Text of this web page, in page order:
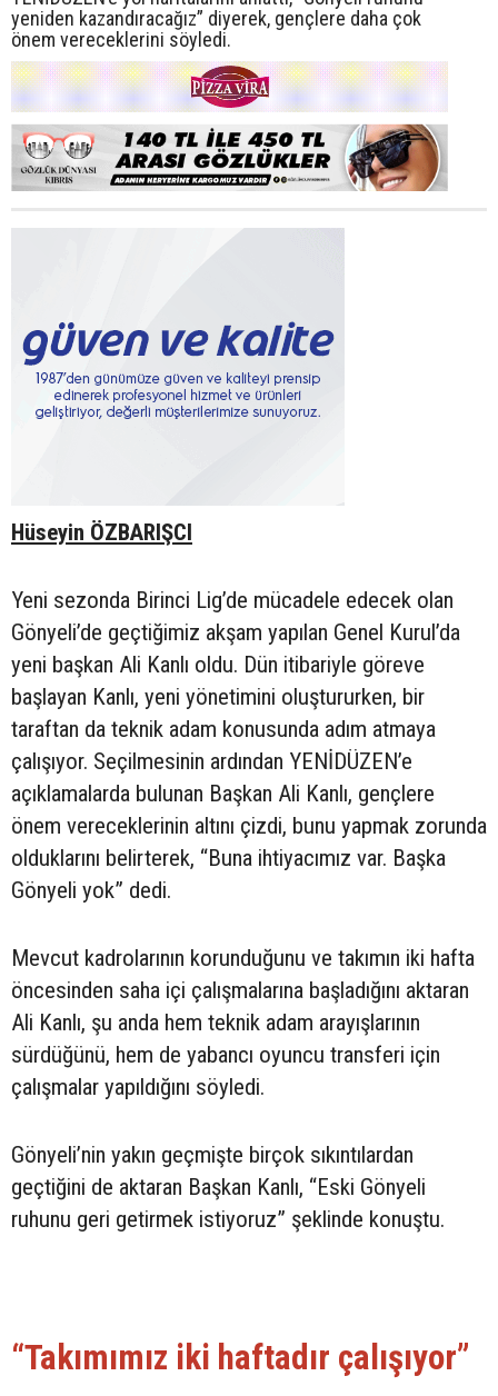
yeniden kazandıracağız” diyerek, gençlere daha çok
önem vereceklerini söyledi.
Hüseyin ÖZBARIŞCI
Yeni sezonda Birinci Lig’de mücadele edecek olan
Gönyeli’de geçtiğimiz akşam yapılan Genel Kurul’da
yeni başkan Ali Kanlı oldu. Dün itibariyle göreve
başlayan Kanlı, yeni yönetimini oluştururken, bir
taraftan da teknik adam konusunda adım atmaya
çalışıyor. Seçilmesinin ardından YENİDÜZEN’e
açıklamalarda bulunan Başkan Ali Kanlı, gençlere
önem vereceklerinin altını çizdi, bunu yapmak zorunda
olduklarını belirterek, “Buna ihtiyacımız var. Başka
Gönyeli yok” dedi.
Mevcut kadrolarının korunduğunu ve takımın iki hafta
öncesinden saha içi çalışmalarına başladığını aktaran
Ali Kanlı, şu anda hem teknik adam arayışlarının
sürdüğünü, hem de yabancı oyuncu transferi için
çalışmalar yapıldığını söyledi.
Gönyeli’nin yakın geçmişte birçok sıkıntılardan
geçtiğini de aktaran Başkan Kanlı, “Eski Gönyeli
ruhunu geri getirmek istiyoruz” şeklinde konuştu.
“Takımımız iki haftadır çalışıyor”